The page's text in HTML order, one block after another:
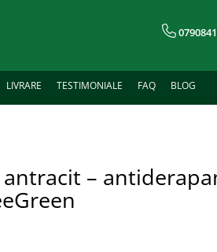
LIVRARE TESTIMONIALE FAQ BLOG
–